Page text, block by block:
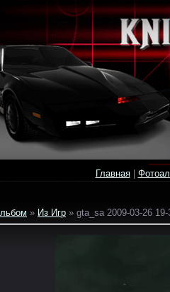
Главная|
» Из Игр » gta_sa 2009-03-26 19-